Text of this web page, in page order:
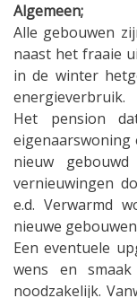
Algemeen;
Alle gebouwen
naast het fraaie
in de winter
energieverbruik.
Het pension
eigenaarswoning
nieuw
vernieuwingen
e.d. Verwarmd
nieuwe
Een eventuele
wens en
noodzakelijk.